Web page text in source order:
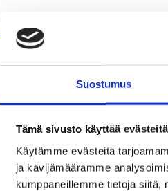
Suostumus
Tämä sivusto käyttää evästeitä
Käytämme evästeitä
ja kävijämäärämme
kumppaneillemme tietoja siitä,
Korisleirit